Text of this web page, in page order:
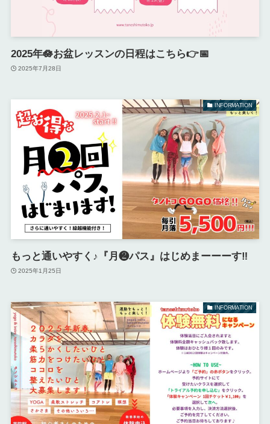
2025年🪷お盆レッスンの日程はこちら👉📅
2025年7月28日
INFORMATION
もっと通いやすく♪『月❷パス』はじめまーーーす‼︎
2025年1月25日
INFORMATION